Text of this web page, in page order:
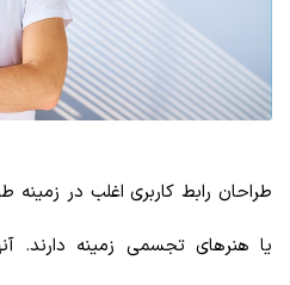
طراحان رابط کاربری اغلب در زمینه
یا هنرهای تجسمی زمینه دارند.